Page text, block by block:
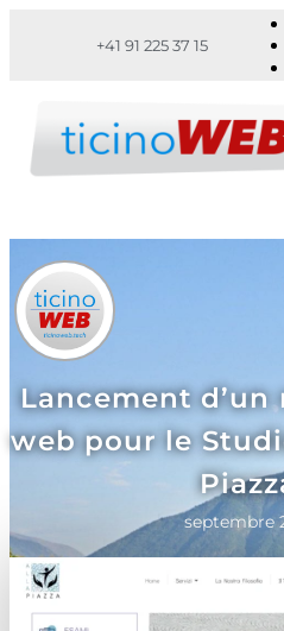
+41 91 225 37 15
Lancement
web pour le
septembre